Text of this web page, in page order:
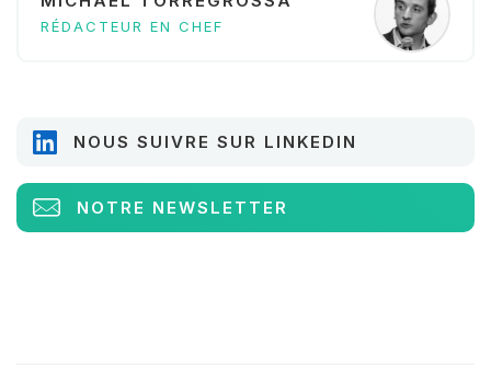
RÉDACTEUR EN CHEF
NOUS SUIVRE SUR LINKEDIN
NOTRE NEWSLETTER